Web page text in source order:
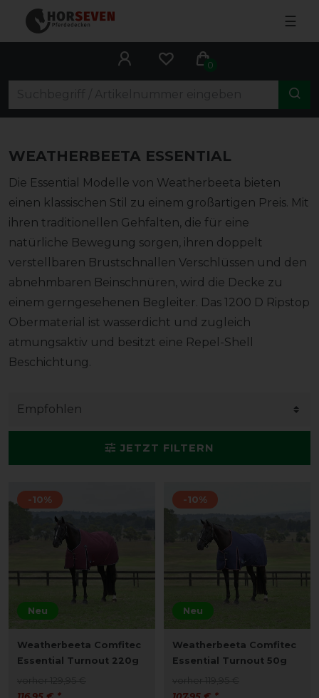
☰
0
WEATHERBEETA ESSENTIAL
Die Essential Modelle von Weatherbeeta bieten
einen klassischen Stil zu einem großartigen Preis. Mit
ihren traditionellen Gehfalten, die für eine
natürliche Bewegung sorgen, ihren doppelt
verstellbaren Brustschnallen Verschlüssen und den
abnehmbaren Beinschnüren, wird die Decke zu
einem gerngesehenen Begleiter. Das 1200 D Ripstop
Obermaterial ist wasserdicht und zugleich
atmungsaktiv und besitzt eine Repel-Shell
Beschichtung.
JETZT FILTERN
Neu
-10%
Weatherbeeta Comfitec
Essential Turnout 220g
Neu
-10%
Weatherbeeta Comfitec
Essential Turnout 50g